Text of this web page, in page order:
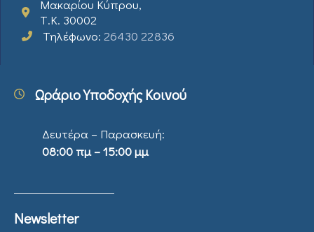
Μακαρίου Κύπρου,
Τ.Κ. 30002
Τηλέφωνο: 26430 22836
Ωράριο Υποδοχής Κοινού
Δευτέρα – Παρασκευή:
08:00 πμ – 15:00 μμ
Newsletter